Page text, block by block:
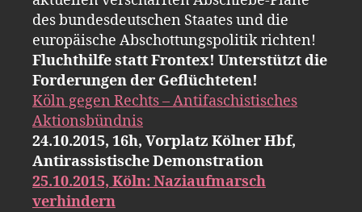
des bundesdeutschen Staates und die
europäische Abschottungspolitik richten!
Fluchthilfe statt Frontex! Unterstützt die
Forderungen der Geflüchteten!
Köln gegen Rechts – Antifaschistisches
Aktionsbündnis
24.10.2015, 16h, Vorplatz Kölner Hbf,
Antirassistische Demonstration
25.10.2015, Köln: Naziaufmarsch
verhindern